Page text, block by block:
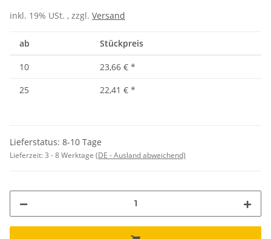
inkl. 19% USt. , zzgl. Versand
ab Stückpreis
10 23,66 € *
25
22,41 € *
Lieferstatus: 8-10 Tage
Lieferzeit:3 - 8 Werktage (DE - Ausland abweichend)